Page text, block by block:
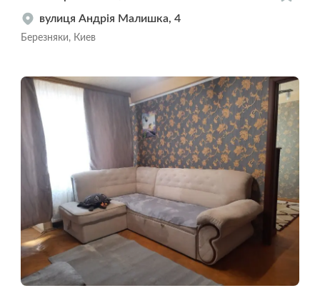
вулиця Андрія Малишка, 4
Березняки, Киев